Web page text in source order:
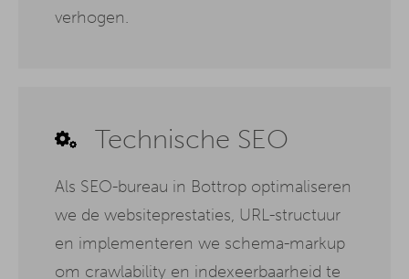
verhogen.
Technische SEO
Als SEO-bureau in Bottrop optimaliseren
we de websiteprestaties, URL-structuur
en implementeren we schema-markup
om crawlability en indexeerbaarheid te